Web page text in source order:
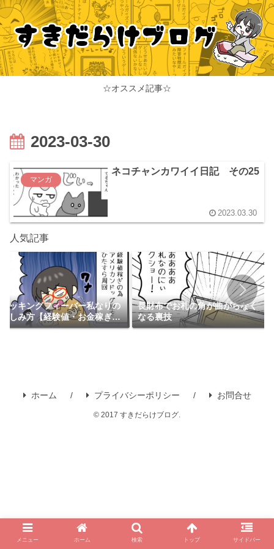
☆オススメ記事☆
2023-03-30
マンガ
ネコチャンカワイイ日記 その25
2023.03.30
人気記事
クッキングフィーバー私なりの
楽しみ方【経験値・お金稼ぎ・
無課金】iPhone版
長財布でお札の角が曲がらなく
なる裏技
ホーム プライバシーポリシー お問合せ
© 2017 すきだらけブログ.
メニュー ホーム 検索 トップ サイドバー